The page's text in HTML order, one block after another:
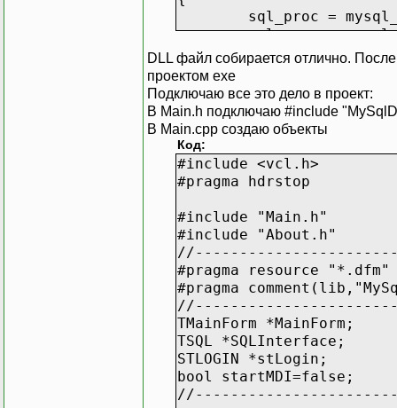
sql_proc =
sql_proc =
if(!sql_proc)
else
}
void __fastcall
if(sql_proc)
sql_proc=NULL;
}
bool __fastcall
{
return
}
#pragma argsused
DLL файл собирается отлично.
проектом exe
Подключаю все это дело в проект:
В Main.h подключаю #include
В Main.cpp создаю объекты
Код:
#include <vcl.h>
#pragma hdrstop
#include "Main.h"
#include "About.h"
#pragma resource "*.dfm"
#pragma
TMainForm *MainForm;
TSQL *SQLInterface;
STLOGIN *stLogin;
bool startMDI=false;